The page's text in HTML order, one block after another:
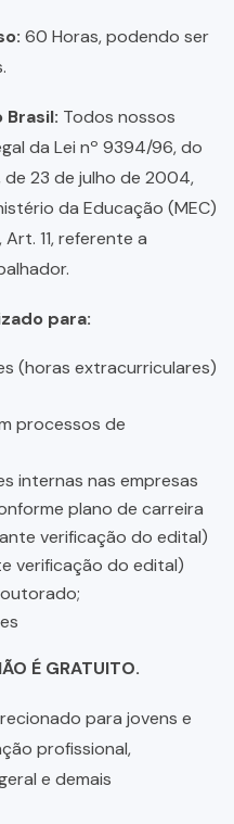
60 Horas, podendo ser
Todos nossos
da Lei nº 9394/96, do
de 23 de julho de 2004,
da Educação (MEC)
11, referente a
para:
(horas extracurriculares)
processos de
internas nas empresas
plano de carreira
verificação do edital)
verificação do edital)
É GRATUITO.
para jovens e
profissional,
e demais